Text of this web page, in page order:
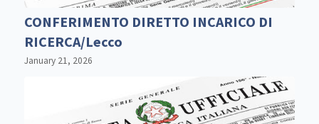
CONFERIMENTO DIRETTO INCARICO DI
RICERCA/Lecco
January 21, 2026